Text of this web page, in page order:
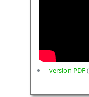
version PDF